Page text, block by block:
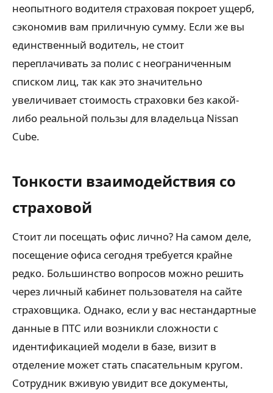
неопытного водителя страховая покроет ущерб,
сэкономив вам приличную сумму. Если же вы
единственный водитель, не стоит
переплачивать за полис с неограниченным
списком лиц, так как это значительно
увеличивает стоимость страховки без какой-
либо реальной пользы для владельца Nissan
Cube.
Тонкости взаимодействия со
страховой
Стоит ли посещать офис лично? На самом деле,
посещение офиса сегодня требуется крайне
редко. Большинство вопросов можно решить
через личный кабинет пользователя на сайте
страховщика. Однако, если у вас нестандартные
данные в ПТС или возникли сложности с
идентификацией модели в базе, визит в
отделение может стать спасательным кругом.
Сотрудник вживую увидит все документы,